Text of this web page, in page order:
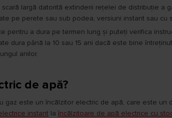
largă datorită extinderii rețelei de distribuție
pe perete sau sub podea, versiuni instant sau
a dura pe termen lung și puteți verifica
dura până la 10 sau 15 ani dacă este bine
anilor.
de apă?
este un încălzitor electric de apă, care este
instant la încălzitoare de apă electrice cu